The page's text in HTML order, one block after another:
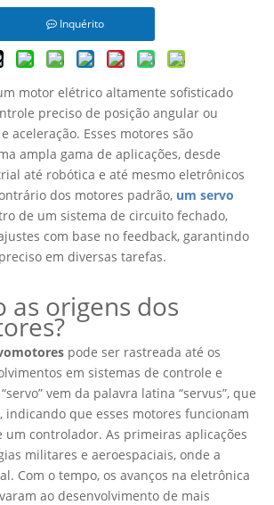
Inquérito
motor elétrico altamente sofisticado
preciso de posição angular ou
aceleração. Esses motores são
ampla gama de aplicações, desde
até robótica e até mesmo eletrônicos
dos motores padrão, um servo
de um sistema de circuito fechado,
com base no feedback, garantindo
em diversas tarefas.
as origens dos
pode ser rastreada até os
em sistemas de controle e
vem da palavra latina “servus”, que
indicando que esses motores funcionam
um controlador. As primeiras aplicações
militares e aeroespaciais, onde a
Com o tempo, os avanços na eletrônica
ao desenvolvimento de mais